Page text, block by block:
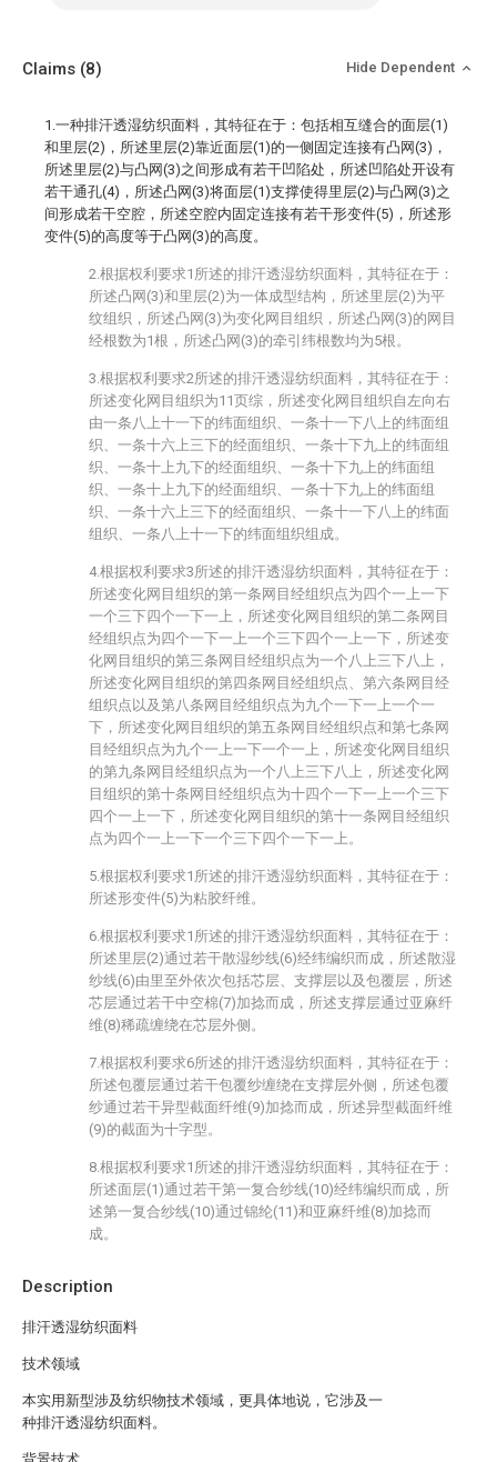
Description
排汗透湿纺织面料
技术领域
本实用新型涉及纺织物技术领域，更具体地说，它涉及一
种排汗透湿纺织面料。
Claims (8) Hide Dependent
1.一种排汗透湿纺织面料，其特征在于：包括相互缝合的面层(1)
和里层(2)，所述里层(2)靠近面层(1)的一侧固定连接有凸网(3)，
所述里层(2)与凸网(3)之间形成有若干凹陷处，所述凹陷处开设有
若干通孔(4)，所述凸网(3)将面层(1)支撑使得里层(2)与凸网(3)之
间形成若干空腔，所述空腔内固定连接有若干形变件(5)，所述形
变件(5)的高度等于凸网(3)的高度。
2.根据权利要求1所述的排汗透湿纺织面料，其特征在于：
所述凸网(3)和里层(2)为一体成型结构，所述里层(2)为平
纹组织，所述凸网(3)为变化网目组织，所述凸网(3)的网目
经根数为1根，所述凸网(3)的牵引纬根数均为5根。
3.根据权利要求2所述的排汗透湿纺织面料，其特征在于：
所述变化网目组织为11页综，所述变化网目组织自左向右
由一条八上十一下的纬面组织、一条十一下八上的纬面组
织、一条十六上三下的经面组织、一条十下九上的纬面组
织、一条十上九下的经面组织、一条十下九上的纬面组
织、一条十上九下的经面组织、一条十下九上的纬面组
织、一条十六上三下的经面组织、一条十一下八上的纬面
组织、一条八上十一下的纬面组织组成。
4.根据权利要求3所述的排汗透湿纺织面料，其特征在于：
所述变化网目组织的第一条网目经组织点为四个一上一下
一个三下四个一下一上，所述变化网目组织的第二条网目
经组织点为四个一下一上一个三下四个一上一下，所述变
化网目组织的第三条网目经组织点为一个八上三下八上，
所述变化网目组织的第四条网目经组织点、第六条网目经
组织点以及第八条网目经组织点为九个一下一上一个一
下，所述变化网目组织的第五条网目经组织点和第七条网
目经组织点为九个一上一下一个一上，所述变化网目组织
的第九条网目经组织点为一个八上三下八上，所述变化网
目组织的第十条网目经组织点为十四个一下一上一个三下
四个一上一下，所述变化网目组织的第十一条网目经组织
点为四个一上一下一个三下四个一下一上。
5.根据权利要求1所述的排汗透湿纺织面料，其特征在于：
所述形变件(5)为粘胶纤维。
6.根据权利要求1所述的排汗透湿纺织面料，其特征在于：
所述里层(2)通过若干散湿纱线(6)经纬编织而成，所述散湿
纱线(6)由里至外依次包括芯层、支撑层以及包覆层，所述
芯层通过若干中空棉(7)加捻而成，所述支撑层通过亚麻纤
维(8)稀疏缠绕在芯层外侧。
7.根据权利要求6所述的排汗透湿纺织面料，其特征在于：
所述包覆层通过若干包覆纱缠绕在支撑层外侧，所述包覆
纱通过若干异型截面纤维(9)加捻而成，所述异型截面纤维
(9)的截面为十字型。
8.根据权利要求1所述的排汗透湿纺织面料，其特征在于：
所述面层(1)通过若干第一复合纱线(10)经纬编织而成，所
述第一复合纱线(10)通过锦纶(11)和亚麻纤维(8)加捻而
成。